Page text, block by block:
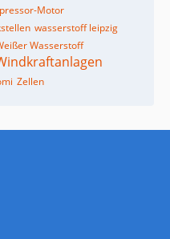
Motor
wasserstoff leipzig
Wasserstoff
Zellen